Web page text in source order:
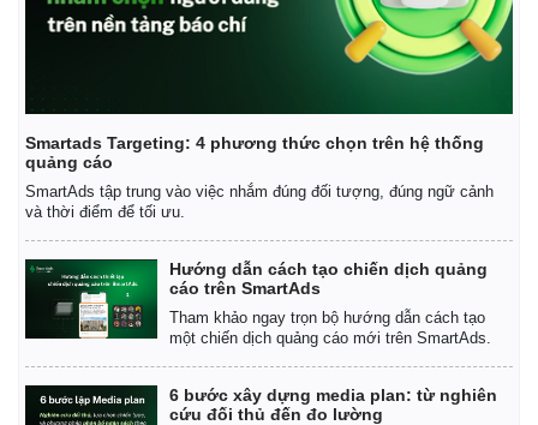
Smartads Targeting: 4 phương thức chọn trên hệ thống
quảng cáo
SmartAds tập trung vào việc nhắm đúng đối tượng, đúng ngữ cảnh
và thời điểm để tối ưu.
Hướng dẫn cách tạo chiến dịch quảng
cáo trên SmartAds
Tham khảo ngay trọn bộ hướng dẫn cách tạo
một chiến dịch quảng cáo mới trên SmartAds.
6 bước xây dựng media plan: từ nghiên
cứu đối thủ đến đo lường